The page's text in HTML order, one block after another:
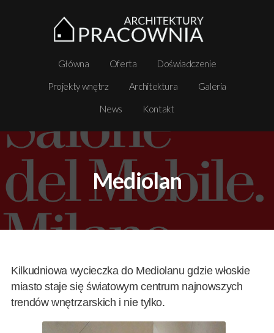
Główna Oferta Doświadczenie
Projekty wnętrz Architektura Galeria
News Kontakt
Mediolan
Kilkudniowa wycieczka do Mediolanu gdzie włoskie
miasto staje się światowym centrum najnowszych
trendów wnętrzarskich i nie tylko.